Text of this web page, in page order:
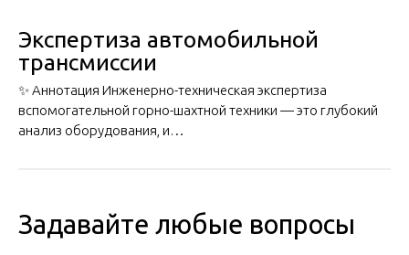
Экспертиза автомобильной
трансмиссии
✨ Аннотация Инженерно-техническая экспертиза
вспомогательной горно-шахтной техники — это глубокий
анализ оборудования, и…
Задавайте любые вопросы